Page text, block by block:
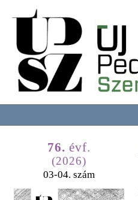
76. évf.
(2026)
03-04. szám